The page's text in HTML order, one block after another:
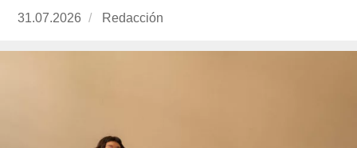
Publicado
31.07.2026 https://www.experimenta.es/author/redaccion/
Redacción